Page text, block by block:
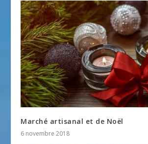
Marché artisanal et de Noël
6 novembre 2018